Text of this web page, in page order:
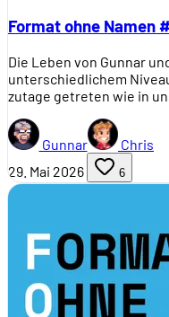
Format ohne Namen
Die Leben von Gunnar
unterschiedlichem
zutage getreten wie in
Gunnar
Chris
29. Mai 2026
6